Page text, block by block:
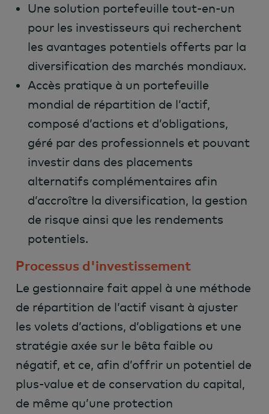
Une solution portefeuille tout-en-un
pour les investisseurs qui recherchent
les avantages potentiels offerts par la
diversification des marchés mondiaux.
Accès pratique à un portefeuille
mondial de répartition de l’actif,
composé d’actions et d’obligations,
géré par des professionnels et pouvant
investir dans des placements
alternatifs complémentaires afin
d’accroître la diversification, la gestion
de risque ainsi que les rendements
potentiels.
Processus d'investissement
Le gestionnaire fait appel à une méthode
de répartition de l’actif visant à ajuster
les volets d’actions, d’obligations et une
stratégie axée sur le bêta faible ou
négatif, et ce, afin d’offrir un potentiel de
plus-value et de conservation du capital,
de même qu’une protection